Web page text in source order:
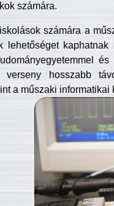
számára.
számára a
lehetőséget
verseny hosszabb
a műszaki informatikai